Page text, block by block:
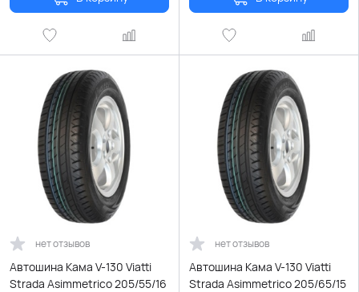
нет отзывов
Автошина Кама V-130 Viatti
Strada Asimmetrico 205/55/16
нет отзывов
Автошина Кама V-130 Viatti
Strada Asimmetrico 205/65/15